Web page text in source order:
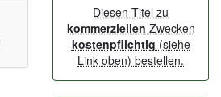
Diesen Titel zu
kommerziellen Zwecken
kostenpflichtig (siehe
Link oben) bestellen.